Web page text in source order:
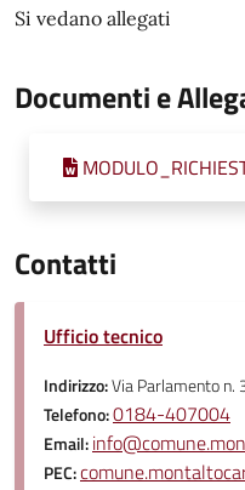
Si vedano allegati
Documenti e
Contatti
Ufficio tecnico
Indirizzo:Via Parlamento n.
Telefono:0184-407004
Email:
PEC: